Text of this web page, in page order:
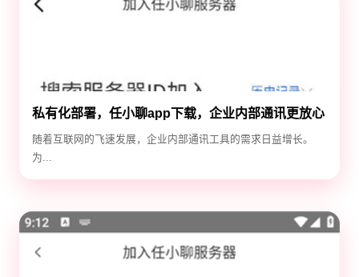
私有化部署，任小聊app下载，企业内部通讯更放心
随着互联网的飞速发展，企业内部通讯工具的需求日益增长。
为...